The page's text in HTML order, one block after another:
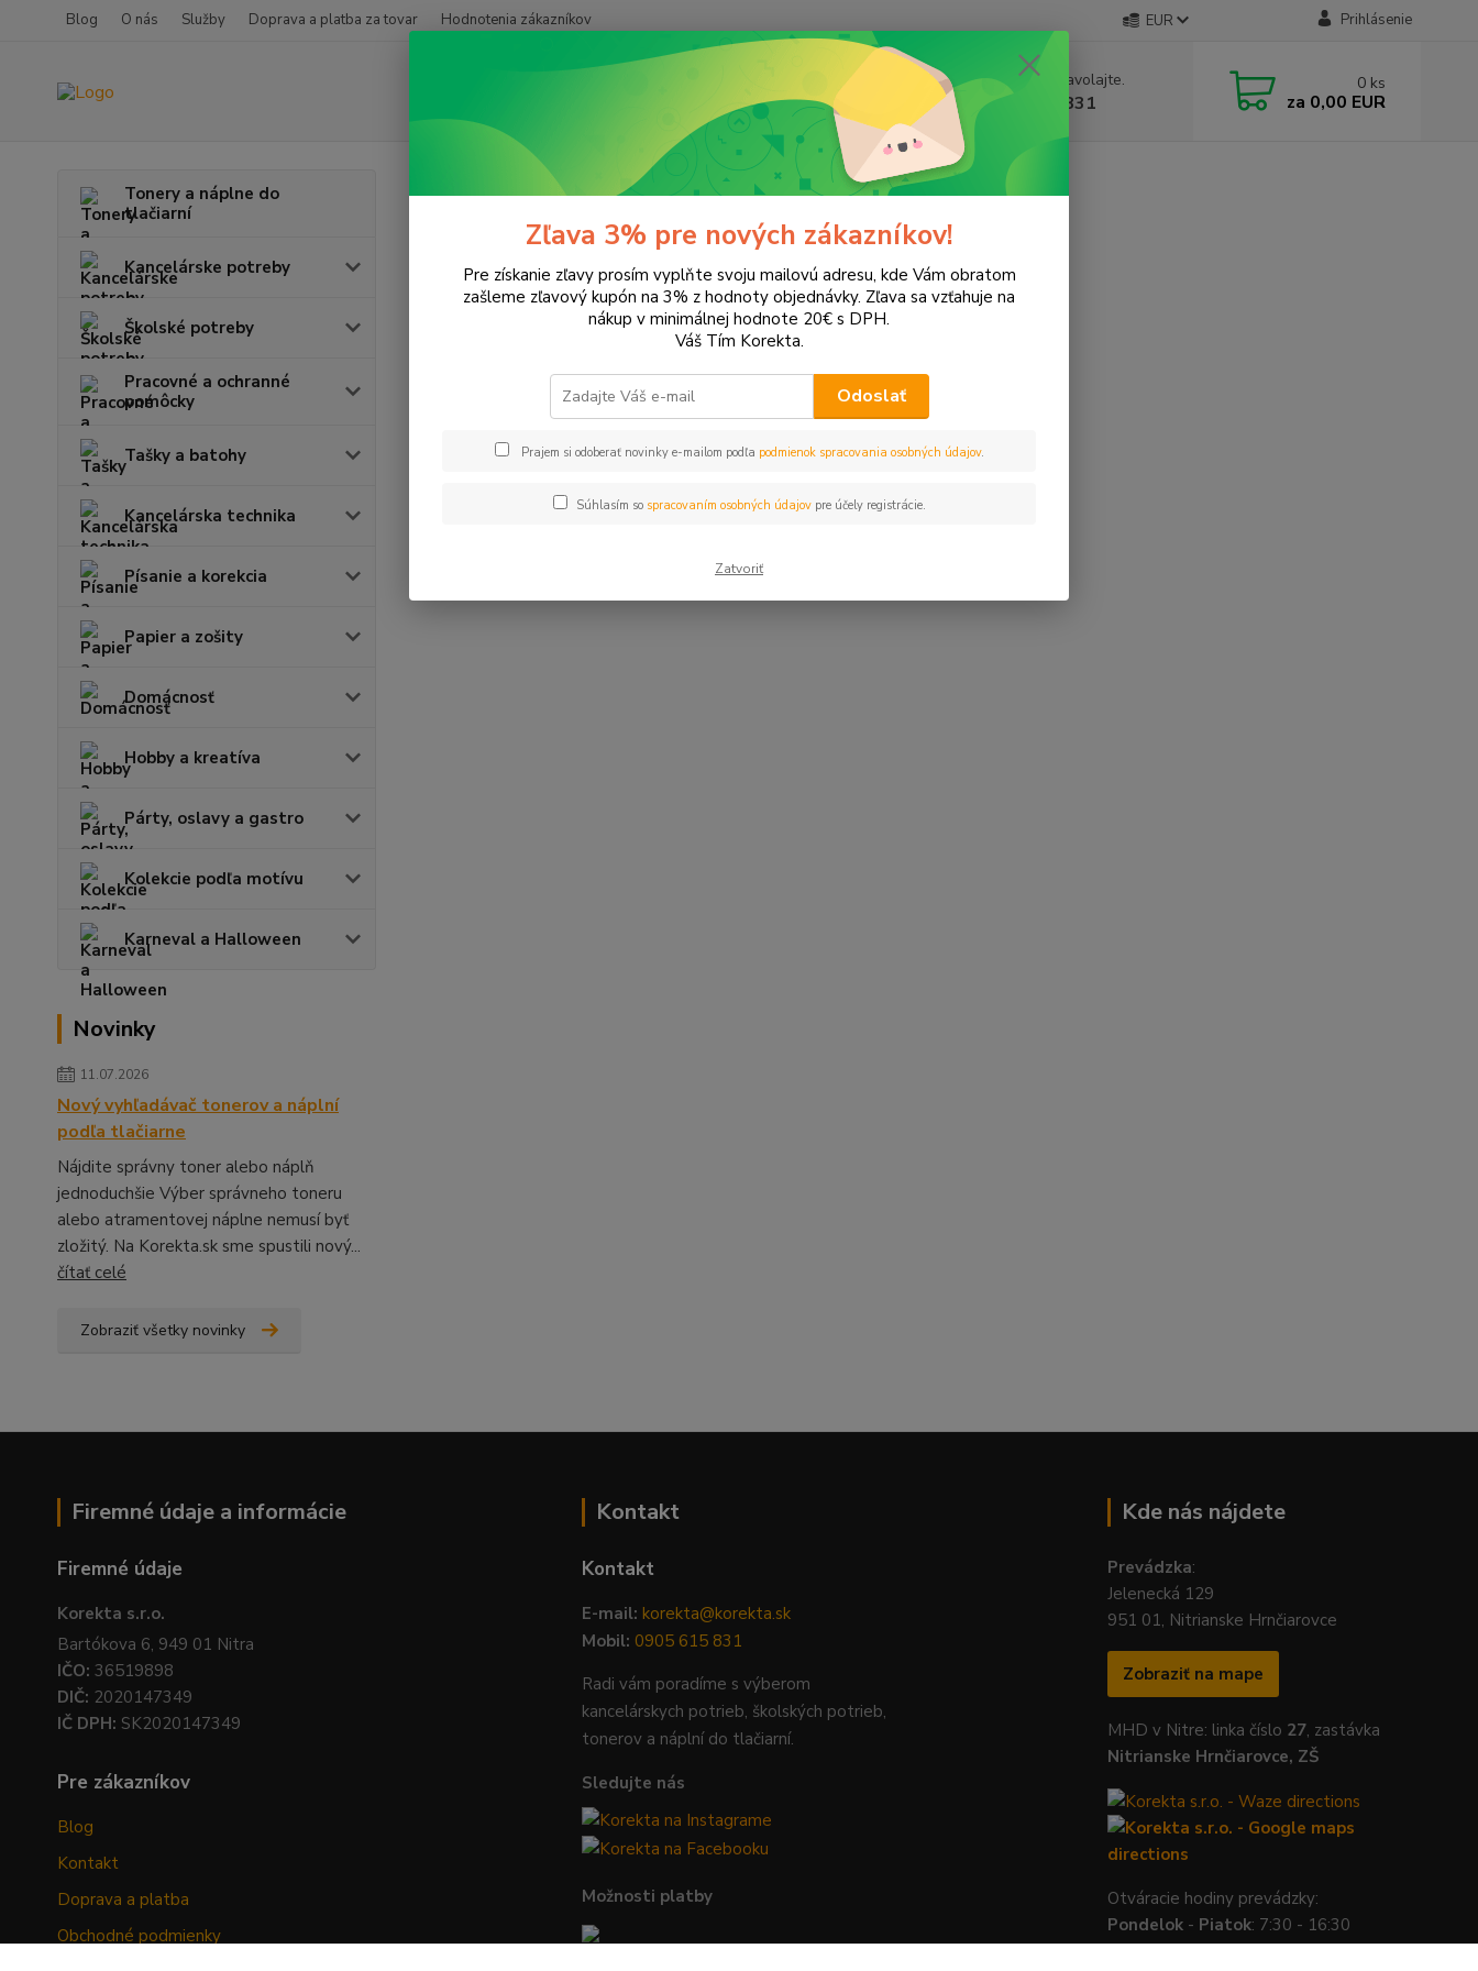
Blog O nás Služby Doprava a platba za tovar Hodnotenia zákazníkov EUR Prihlásenie
Neviete si rady? Zavolajte.
+421 905 615 831
0 ks
za 0,00 EUR
Tonery a náplne do
tlačiarní
Kancelárske potreby
Školské potreby
Pracovné a ochranné
pomôcky
Tašky a batohy
Kancelárska technika
Písanie a korekcia
Papier a zošity
Domácnosť
Hobby a kreatíva
Párty, oslavy a gastro
Kolekcie podľa motívu
Karneval a Halloween
Novinky
11.07.2026
Nový vyhľadávač tonerov a náplní
podľa tlačiarne
Nájdite správny toner alebo náplň
jednoduchšie Výber správneho toneru
alebo atramentovej náplne nemusí byť
zložitý. Na Korekta.sk sme spustili nový...
čítať celé
Zobraziť všetky novinky
Tonery a náplne do tlačiarní Panasonic KX-FM210
KX-FM210
V tejto kategórii nebol nájdený žiadny tovar.
Firemné údaje a informácie
Firemné údaje
Korekta s.r.o.
Bartókova 6, 949 01 Nitra
IČO: 36519898
DIČ: 2020147349
IČ DPH: SK2020147349
Pre zákazníkov
Blog
Kontakt
Doprava a platba
Obchodné podmienky
Kontakt
Kontakt
E-mail: korekta@korekta.sk
Mobil: 0905 615 831
Radi vám poradíme s výberom
kancelárskych potrieb, školských potrieb,
tonerov a náplní do tlačiarní.
Sledujte nás
Možnosti platby
Kde nás nájdete
Prevádzka:
Jelenecká 129
951 01, Nitrianske Hrnčiarovce
Zobraziť na mape
MHD v Nitre: linka číslo 27, zastávka
Nitrianske Hrnčiarovce, ZŠ
Otváracie hodiny prevádzky:
Pondelok - Piatok: 7:30 - 16:30
Zľava 3% pre nových zákazníkov!
Pre získanie zľavy prosím vyplňte svoju mailovú adresu, kde Vám obratom
zašleme zľavový kupón na 3% z hodnoty objednávky. Zľava sa vzťahuje na
nákup v minimálnej hodnote 20€ s DPH.
Váš Tím Korekta.
Odoslať
Prajem si odoberať novinky e-mailom podľa podmienok spracovania osobných údajov.
Súhlasím so spracovaním osobných údajovpre účely registrácie.
Zatvoriť